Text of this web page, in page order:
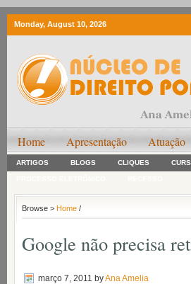
Monday, August 10, 2026
Home Apresentação Atuação
ARTIGOS BLOGS CLIQUES
Browse > Home /
Google não precisa
março 7, 2011 byAna Amelia